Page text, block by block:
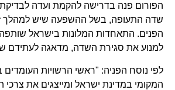
הפורום פנה בדרישה להקמת ועדה לבדיקת
שדה התעופה, בשל ההשפעה שיש למהלך זה
הפנים. התאחדות המלונות בישראל שותפה
למנוע את סגירת השדה, מדאגה לעתידם של
לפי נוסח הפניה: "ראשי הרשויות העומדים
המקומי במדינת ישראל ומייצגים את צרכי